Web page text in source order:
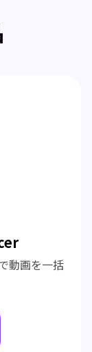
動画を一括